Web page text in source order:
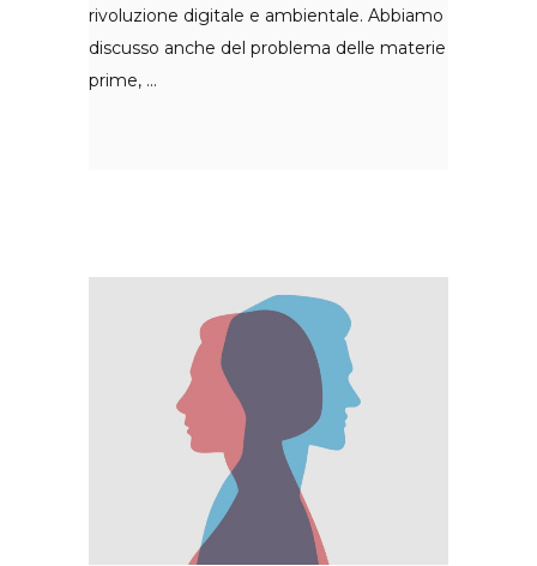
rivoluzione digitale e ambientale. Abbiamo
discusso anche del problema delle materie
prime,